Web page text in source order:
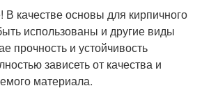
качестве основы для кирпичного
использованы и другие виды
прочность и устойчивость
зависеть от качества и
материала.